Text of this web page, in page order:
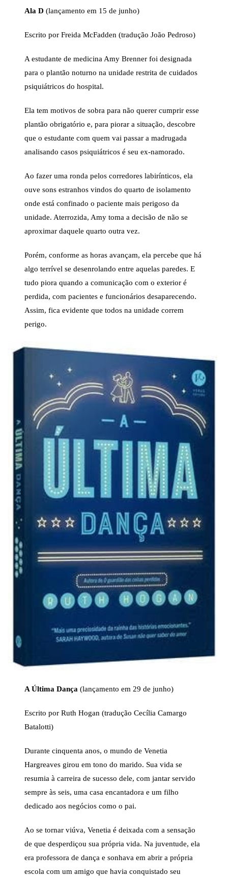
Ala D (lançamento em 15 de junho)
Escrito por Freida McFadden (tradução João Pedroso)
A estudante de medicina Amy Brenner foi designada
para o plantão noturno na unidade restrita de cuidados
psiquiátricos do hospital.
Ela tem motivos de sobra para não querer cumprir esse
plantão obrigatório e, para piorar a situação, descobre
que o estudante com quem vai passar a madrugada
analisando casos psiquiátricos é seu ex-namorado.
Ao fazer uma ronda pelos corredores labirínticos, ela
ouve sons estranhos vindos do quarto de isolamento
onde está confinado o paciente mais perigoso da
unidade. Aterrozida, Amy toma a decisão de não se
aproximar daquele quarto outra vez.
Porém, conforme as horas avançam, ela percebe que há
algo terrível se desenrolando entre aquelas paredes. E
tudo piora quando a comunicação com o exterior é
perdida, com pacientes e funcionários desaparecendo.
Assim, fica evidente que todos na unidade correm
perigo.
A Última Dança (lançamento em 29 de junho)
Escrito por Ruth Hogan (tradução Cecília Camargo
Batalotti)
Durante cinquenta anos, o mundo de Venetia
Hargreaves girou em tono do marido. Sua vida se
resumia à carreira de sucesso dele, com jantar servido
sempre às seis, uma casa encantadora e um filho
dedicado aos negócios como o pai.
Ao se tornar viúva, Venetia é deixada com a sensação
de que desperdiçou sua própria vida. Na juventude, ela
era professora de dança e sonhava em abrir a própria
escola com um amigo que havia conquistado seu